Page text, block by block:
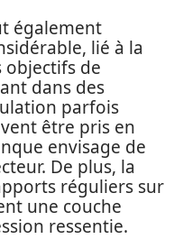
également
lié à la
objectifs de
dans des
parfois
être pris en
envisage de
De plus, la
réguliers sur
une couche
ressentie.